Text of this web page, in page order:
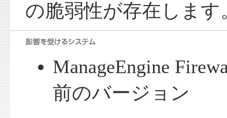
の脆弱性が存在します
ManageEngine
前のバージョン